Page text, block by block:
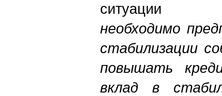
необходимо
стабилизации
повышать
вклад в